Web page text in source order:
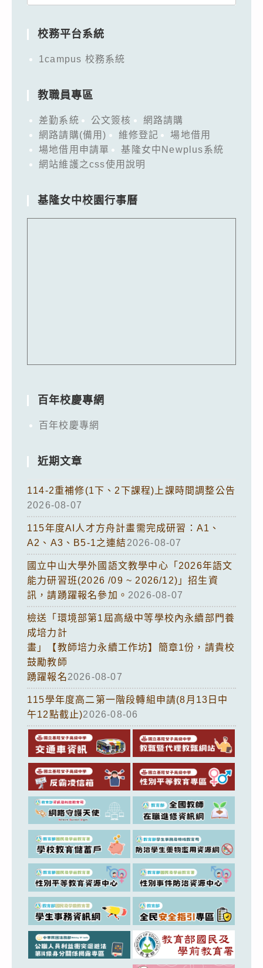
校務平台系統
1campus 校務系統
教職員專區
差勤系統 公文簽核
網路請購
網路請購(備用)
維修登記
場地借用
場地借用申請單
基隆女中Newplus系統
網站維護之css使用說明
基隆女中校園行事曆
百年校慶專網
百年校慶專網
近期文章
114-2重補修(1下、2下課程)上課時間調整公告
2026-08-07
115年度AI人才方舟計畫需完成研習：A1、
A2、A3、B5-1之連結2026-08-07
國立中山大學外國語文教學中心「2026年語文
能力研習班(2026 /09 ~ 2026/12)」招生資
訊，請踴躍報名參加。 2026-08-07
檢送「環境部第1屆高級中等學校內永續部門養
成培力計
畫」【教師培力永續工作坊】簡章1份，請貴校
鼓勵教師
踴躍報名2026-08-07
115學年度高二第一階段轉組申請(8月13日中
午12點截止)2026-08-06